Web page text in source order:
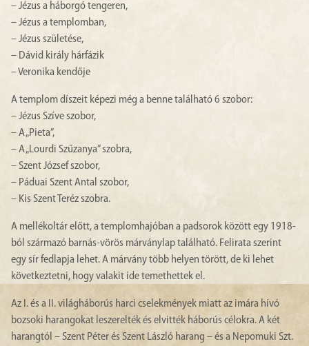
– Jézus a háborgó tengeren,
– Jézus a templomban,
– Jézus születése,
– Dávid király hárfázik
– Veronika kendője
A templom díszeit képezi még a benne található 6 szobor:
– Jézus Szíve szobor,
– A „Pieta”,
– A „Lourdi Szűzanya” szobra,
– Szent József szobor,
– Páduai Szent Antal szobor,
– Kis Szent Teréz szobra.
A mellékoltár előtt, a templomhajóban a padsorok között egy 1918-
ból származó barnás-vörös márványlap található. Felirata szerint
egy sír fedlapja lehet. A márvány több helyen törött, de ki lehet
következtetni, hogy valakit ide temethettek el.
Az I. és a II. világháborús harci cselekmények miatt az imára hívó
bozsoki harangokat leszerelték és elvitték háborús célokra. A két
harangtól – Szent Péter és Szent László harang – és a Nepomuki Szt.